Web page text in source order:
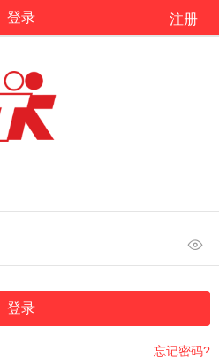
登录 注册
登录
忘记密码?